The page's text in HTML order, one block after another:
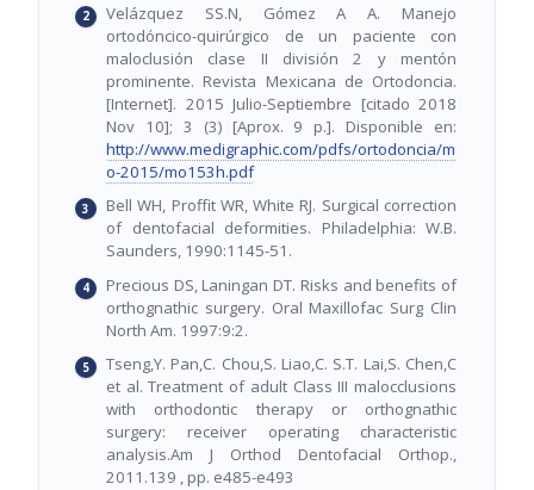
Velázquez SS.N, Gómez A A. Manejo
ortodóncico-quirúrgico de un paciente con
maloclusión clase II división 2 y mentón
prominente. Revista Mexicana de Ortodoncia.
[Internet]. 2015 Julio-Septiembre [citado 2018
Nov 10]; 3 (3) [Aprox. 9 p.]. Disponible en:
http://www.medigraphic.com/pdfs/ortodoncia/m
o-2015/mo153h.pdf
Bell WH, Proffit WR, White RJ. Surgical correction
of dentofacial deformities. Philadelphia: W.B.
Saunders, 1990:1145-51.
Precious DS, Laningan DT. Risks and benefits of
orthognathic surgery. Oral Maxillofac Surg Clin
North Am. 1997:9:2.
Tseng,Y. Pan,C. Chou,S. Liao,C. S.T. Lai,S. Chen,C
et al. Treatment of adult Class III malocclusions
with orthodontic therapy or orthognathic
surgery: receiver operating characteristic
analysis.Am J Orthod Dentofacial Orthop.,
2011.139 , pp. e485-e493